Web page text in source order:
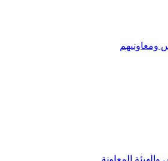
ومعاونيهم
المعاونة